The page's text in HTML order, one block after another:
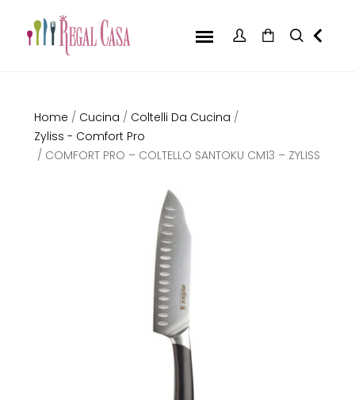
Home / Cucina / Coltelli Da Cucina /
Zyliss - Comfort Pro
/ COMFORT PRO – COLTELLO SANTOKU CM13 – ZYLISS